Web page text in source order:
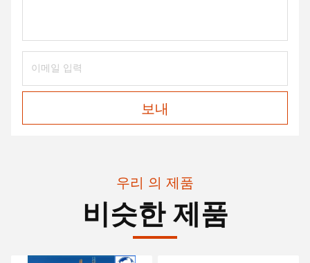
보내
우리 의 제품
비슷한 제품